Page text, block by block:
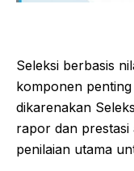
Seleksi berbasis
komponen
dikarenakan
rapor dan prestasi
penilaian utama